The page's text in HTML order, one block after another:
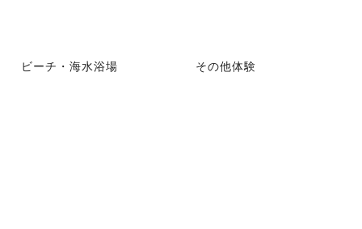
ビーチ・海水浴場 その他体験